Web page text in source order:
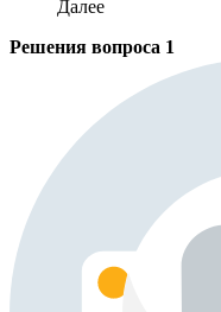
Далее
Решения вопроса 1